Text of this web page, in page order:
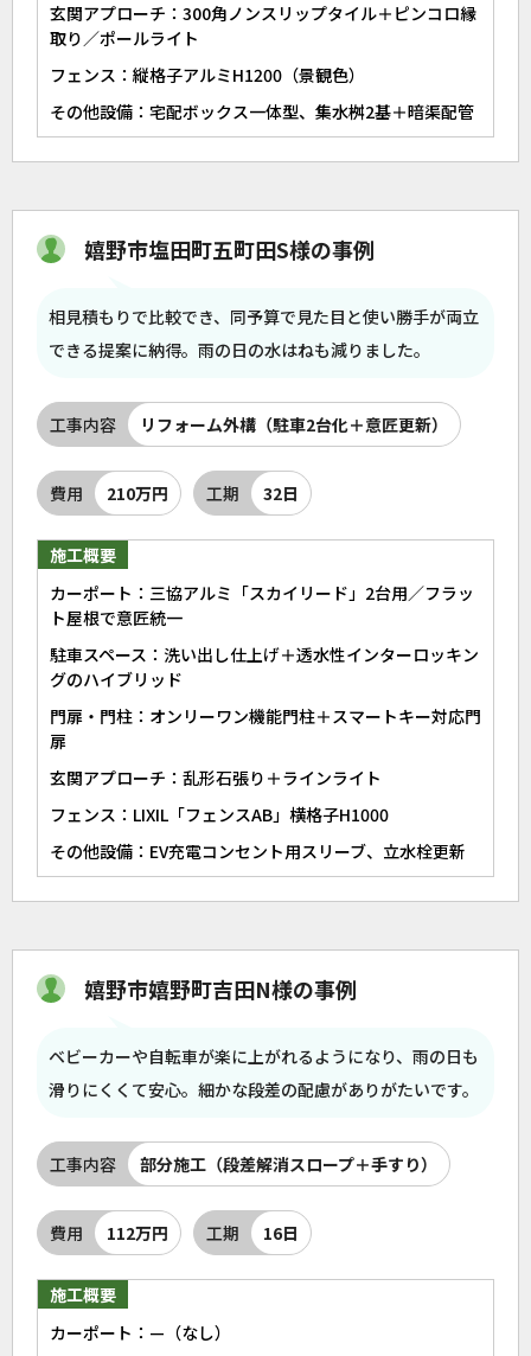
玄関アプローチ：300角ノンスリップタイル＋ピンコロ縁
取り／ポールライト
フェンス：縦格子アルミH1200（景観色）
その他設備：宅配ボックス一体型、集水桝2基＋暗渠配管
嬉野市塩田町五町田S様の事例
相見積もりで比較でき、同予算で見た目と使い勝手が両立
できる提案に納得。雨の日の水はねも減りました。
工事内容 リフォーム外構（駐車2台化＋意匠更新）
費用 210万円 工期 32日
施工概要
カーポート：三協アルミ「スカイリード」2台用／フラッ
ト屋根で意匠統一
駐車スペース：洗い出し仕上げ＋透水性インターロッキン
グのハイブリッド
門扉・門柱：オンリーワン機能門柱＋スマートキー対応門
扉
玄関アプローチ：乱形石張り＋ラインライト
フェンス：LIXIL「フェンスAB」横格子H1000
その他設備：EV充電コンセント用スリーブ、立水栓更新
嬉野市嬉野町吉田N様の事例
ベビーカーや自転車が楽に上がれるようになり、雨の日も
滑りにくくて安心。細かな段差の配慮がありがたいです。
工事内容 部分施工（段差解消スロープ＋手すり）
費用 112万円 工期 16日
施工概要
カーポート：—（なし）